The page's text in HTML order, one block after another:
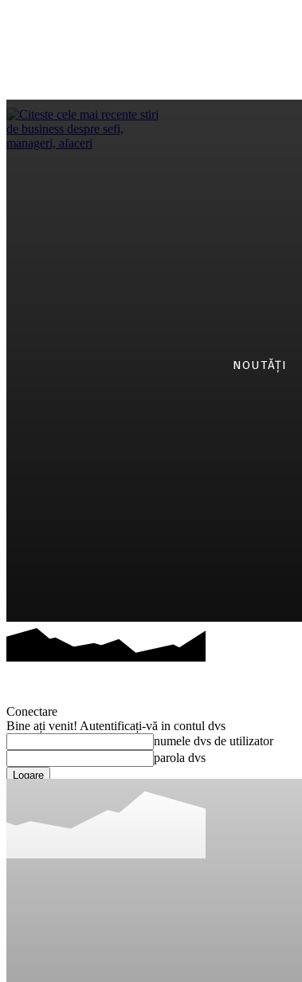
NOUTĂȚI
Conectare
Bine ați venit! Autentificați-vă in contul dvs
numele dvs de utilizator
parola dvs
Ați uitat parola? obține ajutor
Recuperați-vă parola